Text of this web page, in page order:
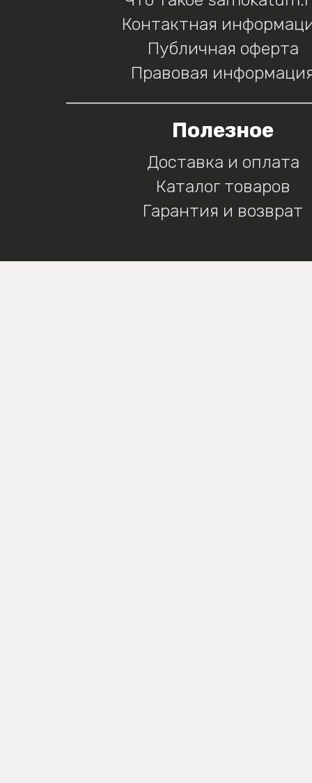
Контактная
Публичная оферта
Правовая
Полезное
Доставка и оплата
Каталог товаров
Гарантия и возврат